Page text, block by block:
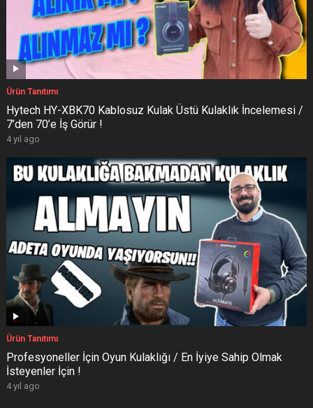
Ürün Tanıtımı
Hytech HY-XBK70 Kablosuz Kulak Üstü Kulaklık İncelemesi /
7’den 70’e İş Görür !
4 yıl ago
Ürün Tanıtımı
Profesyoneller İçin Oyun Kulaklığı / En İyiye Sahip Olmak
İsteyenler İçin !
4 yıl ago